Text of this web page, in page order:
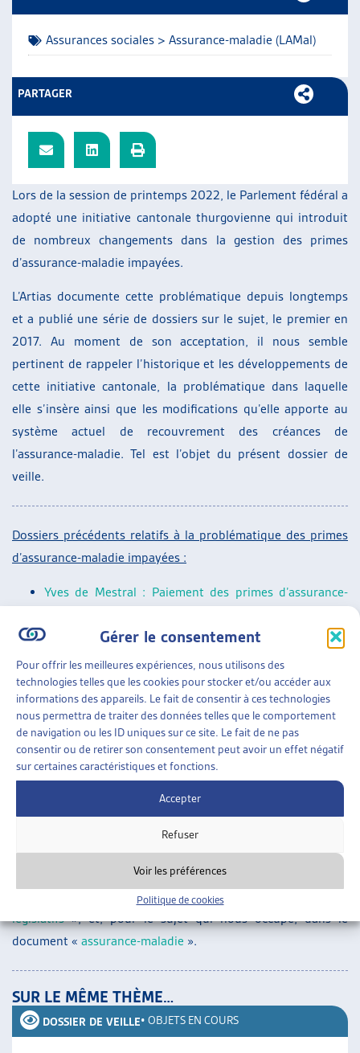
Gérer le consentement
Pour offrir les meilleures expériences, nous utilisons des
technologies telles que les cookies pour stocker et/ou accéder aux
informations des appareils. Le fait de consentir à ces technologies
nous permettra de traiter des données telles que le comportement
de navigation ou les ID uniques sur ce site. Le fait de ne pas
consentir ou de retirer son consentement peut avoir un effet négatif
sur certaines caractéristiques et fonctions.
Accepter
Refuser
Voir les préférences
Politique de cookies
Lors de la session de printemps 2022, le Parlement fédéral a
adopté une initiative cantonale thurgovienne qui introduit
de nombreux changements dans la gestion des primes
d’assurance-maladie impayées.
L’Artias documente cette problématique depuis longtemps
et a publié une série de dossiers sur le sujet, le premier en
2017. Au moment de son acceptation, il nous semble
pertinent de rappeler l’historique et les développements de
cette initiative cantonale, la problématique dans laquelle
elle s’insère ainsi que les modifications qu’elle apporte au
système actuel de recouvrement des créances de
l’assurance-maladie. Tel est l’objet du présent dossier de
veille.
Dossiers précédents relatifs à la problématique des primes
d’assurance-maladie impayées :
Yves de Mestral : Paiement des primes d’assurance-
poursuites de la Ville de Zurich, Dossier du mois,
février 2022
Paola Stanić : Primes d’assurance-maladie impayées : à
petits pas vers une meilleure solution ? Dossier Veille,
mai 2021.
Florence Meyer, Martine Kurth, Sébastien Mercier :
Jeunes endetté-es à la majorité parce que leurs
parents n’ont pas payé leurs primes d’assurance-
maladie, Dossier Veille, octobre 2017.
Veille parlementaire générale :
Un résumé des objets parlementaires sur les thèmes suivis
par l’Artias se trouve dans la« Synthèse des travaux
législatifs», et, pour le sujet qui nous occupe, dans le
document « assurance-maladie ».
SUR LE MÊME THÈME…
DOSSIER DE VEILLE• OBJETS EN COURS
Assurances sociales > Assurance-maladie (LAMal)
PARTAGER